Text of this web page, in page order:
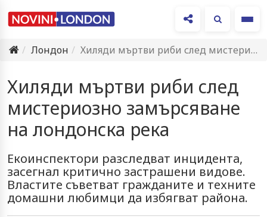
Лондон
Хиляди мъртви риби след мистериозно замърсяване на лондонска река
Хиляди мъртви риби след
мистериозно замърсяване
на лондонска река
Екоинспектори разследват инцидента,
засегнал критично застрашени видове.
Властите съветват гражданите и техните
домашни любимци да избягват района.